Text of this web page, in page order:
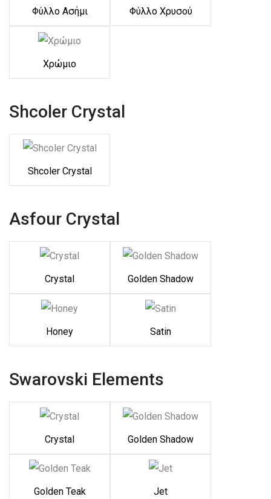
Φύλλο Ασήμι Φύλλο Χρυσού
Χρώμιο
Shcoler Crystal
Shcoler Crystal
Asfour Crystal
Crystal Golden Shadow
Honey Satin
Swarovski Elements
Crystal Golden Shadow
Golden Teak Jet